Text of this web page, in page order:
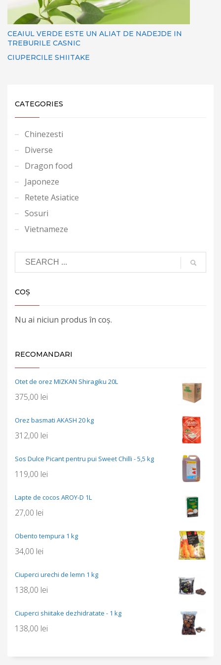
CEAIUL VERDE ESTE UN ALIAT DE NADEJDE IN
TREBURILE CASNIC
CIUPERCILE SHIITAKE
CATEGORIES
Chinezesti
Diverse
Dragon food
Japoneze
Retete Asiatice
Sosuri
Vietnameze
COȘ
Nu ai niciun produs în coș.
RECOMANDARI
Otet de orez MIZKAN Shiragiku 20L
375,00 lei
Orez basmati AKASH 20 kg
312,00 lei
Sos Dulce Picant pentru pui Sweet Chilli - 5,5 kg
119,00 lei
Lapte de cocos AROY-D 1L
27,00 lei
Obento tempura 1 kg
34,00 lei
Ciuperci urechi de lemn 1 kg
138,00 lei
Ciuperci shiitake dezhidratate - 1 kg
138,00 lei